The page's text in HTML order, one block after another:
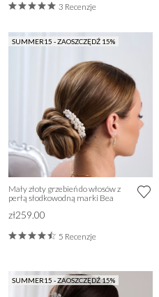
3 Recenzje
SUMMER15 - ZAOSZCZĘDŹ 15%
Mały złoty grzebień do włosów z
perłą słodkowodną marki Bea
zł259.00
5 Recenzje
SUMMER15 - ZAOSZCZĘDŹ 15%